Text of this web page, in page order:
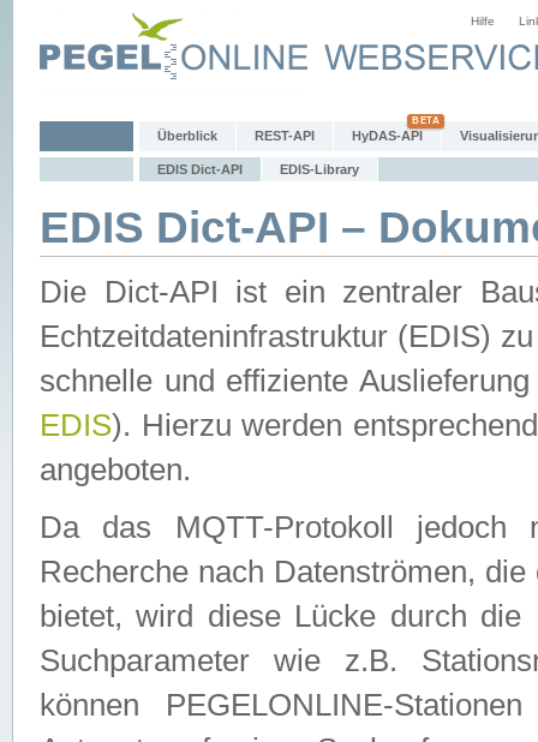
Hilfe
Überblick REST-API HyDAS-API
EDIS Dict-API EDIS-Library
EDIS Dict-API –
Die Dict-API ist ein zentraler
Echtzeitdateninfrastruktur (EDIS)
schnelle und effiziente
EDIS). Hierzu werden
angeboten.
Da das MQTT-Protokoll jedoch
Recherche nach Datenströmen,
bietet, wird diese Lücke durch die
Suchparameter wie z.B.
können PEGELONLINE-